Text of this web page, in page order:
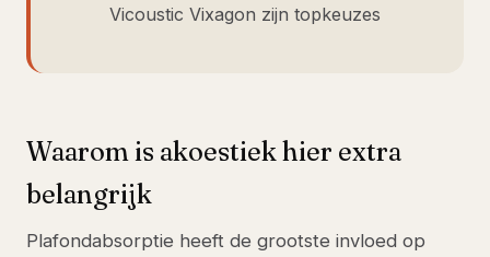
Vicoustic Vixagon zijn topkeuzes
Waarom is akoestiek hier extra
belangrijk
Plafondabsorptie heeft de grootste invloed op